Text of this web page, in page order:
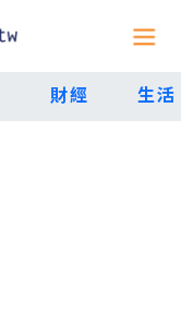
財經 生活